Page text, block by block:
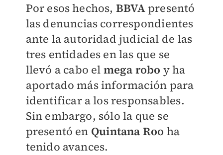
Por esos hechos, BBVA presentó
las denuncias correspondientes
ante la autoridad judicial de las
tres entidades en las que se
llevó a cabo el mega robo y ha
aportado más información para
identificar a los responsables.
Sin embargo, sólo la que se
presentó en Quintana Roo ha
tenido avances.